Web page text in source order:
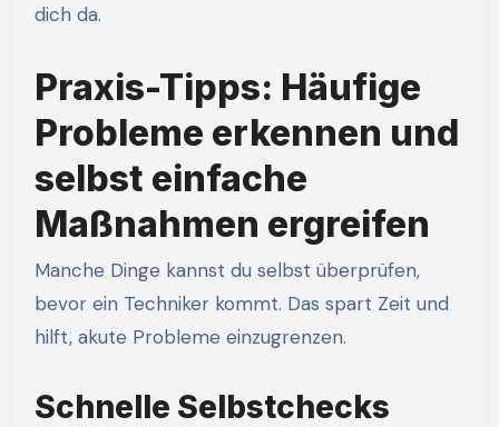
dich da.
Praxis-Tipps: Häufige
Probleme erkennen und
selbst einfache
Maßnahmen ergreifen
Manche Dinge kannst du selbst überprüfen,
bevor ein Techniker kommt. Das spart Zeit und
hilft, akute Probleme einzugrenzen.
Schnelle Selbstchecks